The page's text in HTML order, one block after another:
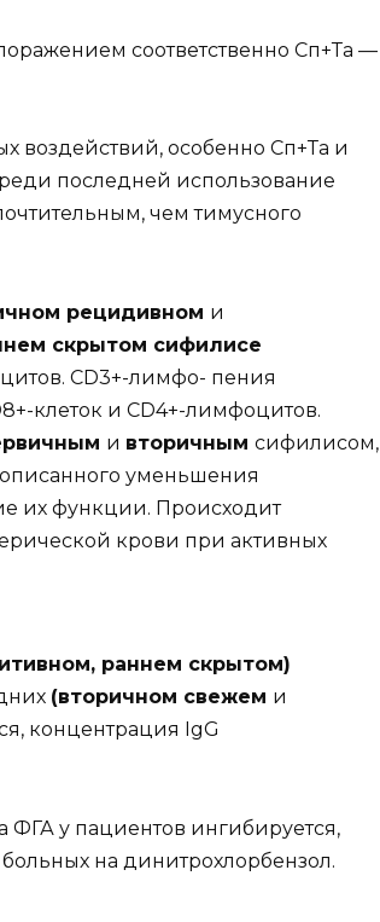
соответственно Сп+Та —
воздействий, особенно Сп+Та и
последней использование
чем тимусного
рецидивном и
скрытом сифилисе
CD3+-лимфо- пения
клеток и CD4+-лимфоцитов.
и вторичным сифилисом,
уменьшения
их функции. Происходит
крови при активных
раннем скрытом)
(вторичном свежем и
концентрация IgG
у пациентов ингибируется,
на динитрохлорбензол.